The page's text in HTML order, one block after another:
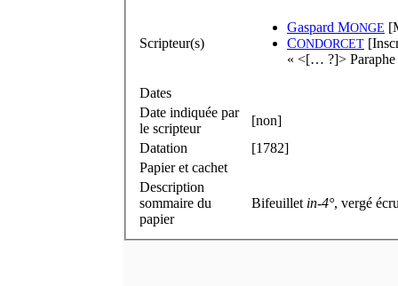
Scripteur(s)
Gaspard MONGE
CONDORCET
« <[… ?]> Paraphe
Dates
Date indiquée par
le scripteur
[non]
Datation
[1782]
Papier et cachet
Description
sommaire du
papier
Bifeuillet in-4°, vergé